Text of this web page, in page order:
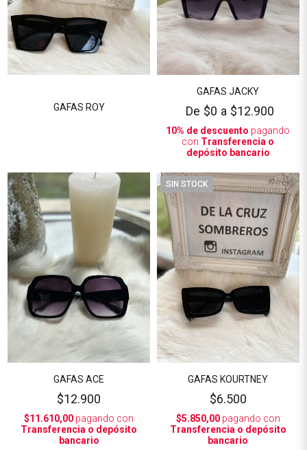
GAFAS ROY
GAFAS JACKY
De $0 a $12.900
10% de descuento pagando
con Transferencia o
depósito bancario
GAFAS ACE
$12.900
$11.610,00 pagando con
Transferencia o depósito
bancario
SIN STOCK
GAFAS KOURTNEY
$6.500
$5.850,00pagando con
Transferencia o depósito
bancario